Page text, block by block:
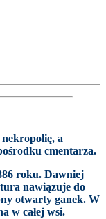
a
cmentarza.
roku. Dawniej
nawiązuje do
otwarty ganek. W
w całej wsi.